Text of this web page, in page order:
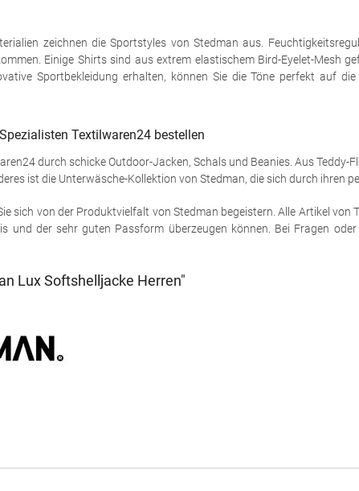
zeichnen die Sportstyles von Stedman aus.
Einige Shirts sind aus extrem elastischem Bird-Eyelet-Mesh
Sportbekleidung erhalten, können Sie die Töne perfekt auf
Textilwaren24 bestellen
durch schicke Outdoor-Jacken, Schals und Beanies. Aus
ist die Unterwäsche-Kollektion von Stedman, die sich durch ihren
sich von der Produktvielfalt von Stedman begeistern. Alle Artikel
und der sehr guten Passform überzeugen können. Bei Fragen
Lux Softshelljacke Herren"